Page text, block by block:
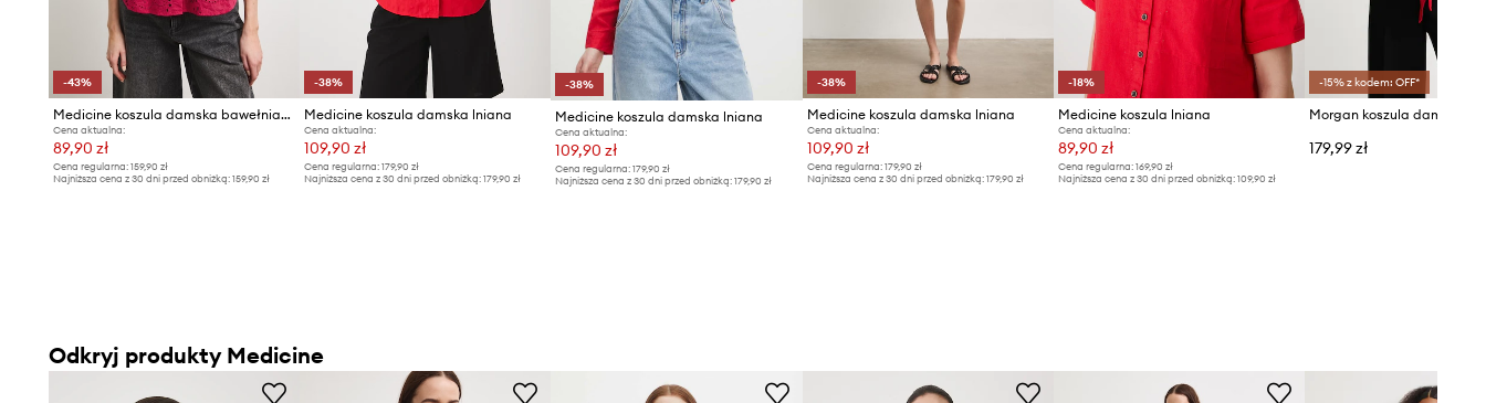
-43%
Medicine koszula damska bawełniana
Cena aktualna:
89,90 zł
Cena regularna: 159,90 zł
Najniższa cena z 30 dni przed obniżką: 159,90 zł
-38%
Medicine koszula damska lniana
Cena aktualna:
109,90 zł
Cena regularna:179,90 zł
Najniższa cena z 30 dni przed obniżką:179,90 zł
-38%
Medicine koszula damska lniana
Cena aktualna:
109,90 zł
Cena regularna: 179,90 zł
Najniższa cena z 30 dni przed obniżką: 179,90 zł
-38%
Medicine koszula damska lniana
Cena aktualna:
109,90 zł
Cena regularna: 179,90 zł
Najniższa cena z 30 dni przed obniżką: 179,90 zł
-18%
Medicine koszula lniana
Cena aktualna:
89,90 zł
Cena regularna:169,90 zł
Najniższa cena z 30 dni przed obniżką:109,90 zł
-15% z kodem: OFF*
179,99 zł
Odkryj produkty Medicine